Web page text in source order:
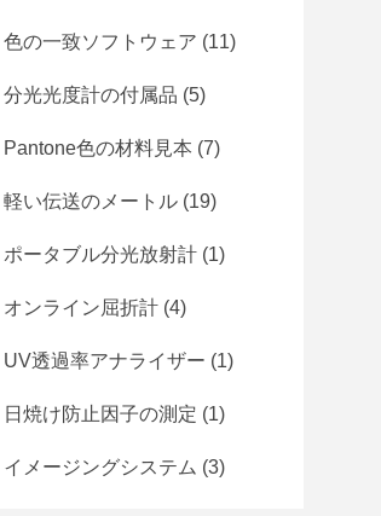
色の一致ソフトウェア (11)
分光光度計の付属品 (5)
Pantone色の材料見本 (7)
軽い伝送のメートル (19)
ポータブル分光放射計 (1)
オンライン屈折計 (4)
UV透過率アナライザー (1)
日焼け防止因子の測定 (1)
イメージングシステム (3)